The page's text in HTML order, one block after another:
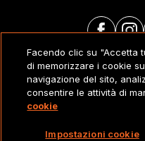
Copyright 2026
i
Facendo clic su "Accetta
di memorizzare i cookie
navigazione del sito,
consentire le attività di
cookie
Impostazioni cookie